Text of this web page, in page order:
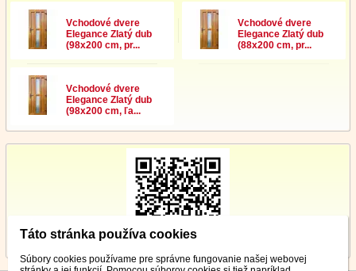
Vchodové dvere
Elegance Zlatý dub
(98x200 cm, pr...
Vchodové dvere
Elegance Zlatý dub
(88x200 cm, pr...
Vchodové dvere
Elegance Zlatý dub
(98x200 cm, ľa...
Táto stránka používa cookies
Súbory cookies používame pre správne fungovanie našej webovej